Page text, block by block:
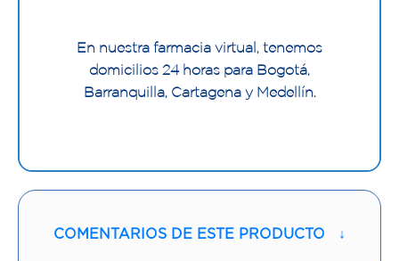
En nuestra farmacia virtual, tenemos
domicilios 24 horas para Bogotá,
Barranquilla, Cartagena y Medellín.
COMENTARIOS DE ESTE PRODUCTO ↓